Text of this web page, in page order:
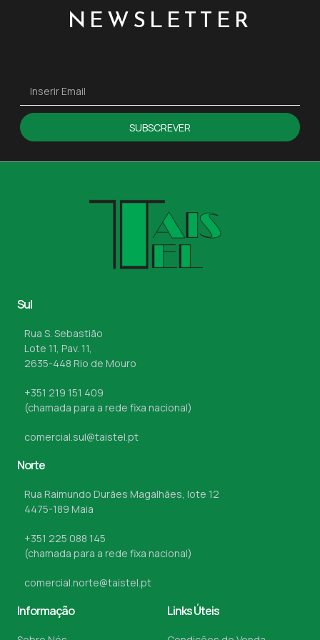
NEWSLETTER
SUBSCREVER
Sul
Rua S. Sebastião
Lote 11, Pav. 11,
2635-448 Rio de Mouro
+351 219 151 409
(chamada para a rede fixa nacional)
comercial.sul@taistel.pt
Norte
Rua Raimundo Durães Magalhães, lote 12
4475-189 Maia
+351 225 088 145
(chamada para a rede fixa nacional)
comercial.norte@taistel.pt
Informação Links Úteis